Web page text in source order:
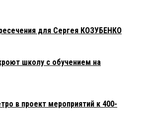
очистных фильтров на
зарплату?
для Сергея КОЗУБЕНКО
школу с обучением на
в проект мероприятий к 400-